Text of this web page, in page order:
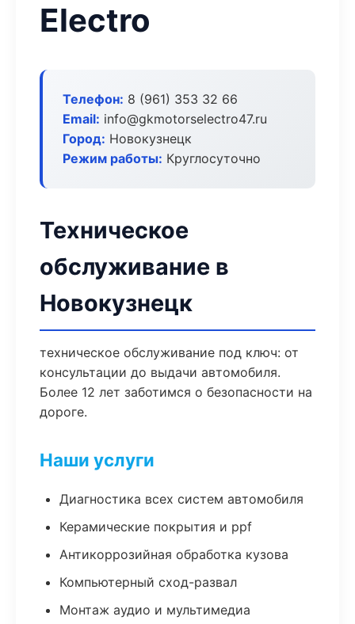
Electro
Телефон: 8 (961) 353 32 66
Email: info@gkmotorselectro47.ru
Город: Новокузнецк
Режим работы: Круглосуточно
Техническое
обслуживание в
Новокузнецк
техническое обслуживание под ключ: от
консультации до выдачи автомобиля.
Более 12 лет заботимся о безопасности на
дороге.
Наши услуги
Диагностика всех систем автомобиля
Керамические покрытия и ppf
Антикоррозийная обработка кузова
Компьютерный сход-развал
Монтаж аудио и мультимедиа